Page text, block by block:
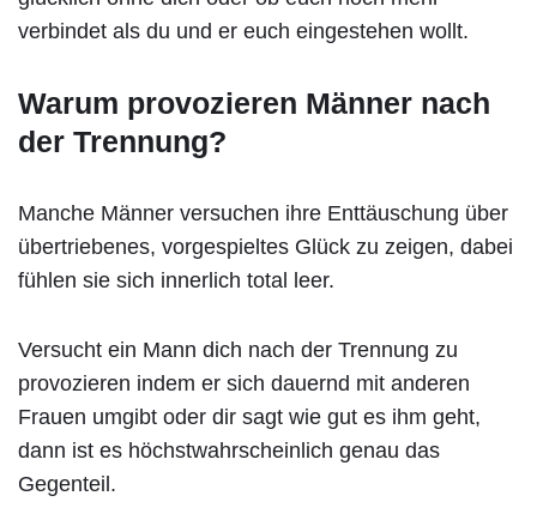
verbindet als du und er euch eingestehen wollt.
Warum provozieren Männer nach
der Trennung?
Manche Männer versuchen ihre Enttäuschung über
übertriebenes, vorgespieltes Glück zu zeigen, dabei
fühlen sie sich innerlich total leer.
Versucht ein Mann dich nach der Trennung zu
provozieren indem er sich dauernd mit anderen
Frauen umgibt oder dir sagt wie gut es ihm geht,
dann ist es höchstwahrscheinlich genau das
Gegenteil.